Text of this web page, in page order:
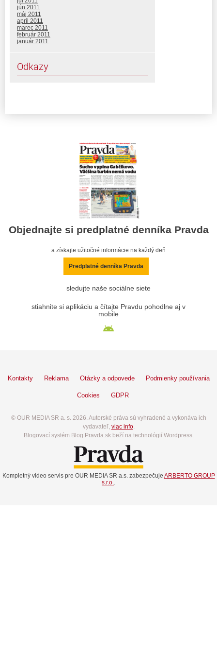
jún 2011
máj 2011
apríl 2011
marec 2011
február 2011
január 2011
Odkazy
Objednajte si predplatné denníka Pravda
a získajte užitočné informácie na každý deň
Predplatné denníka Pravda
sledujte naše sociálne siete
stiahnite si aplikáciu a čítajte Pravdu pohodlne aj v
mobile
Kontakty Reklama Otázky a odpovede Podmienky používania
Cookies GDPR
© OUR MEDIA SR a. s. 2026. Autorské práva sú vyhradené a vykonáva ich
vydavateľ, viac info.
Blogovací systém Blog.Pravda.sk beží na technológií Wordpress.
Kompletný video servis pre OUR MEDIA SR a.s. zabezpečuje ARBERTO GROUP
s.r.o..